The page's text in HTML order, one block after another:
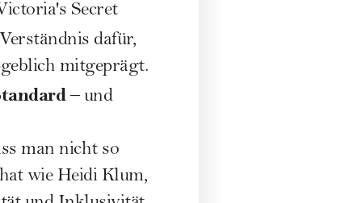
Secret
dafür,
mitgeprägt.
– und
man nicht so
wie Heidi Klum,